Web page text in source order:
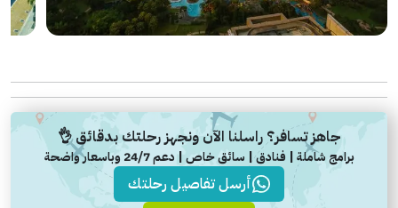
جاهز تسافر؟ راسلنا الآن ونجهز رحلتك بدقائق 👌
برامج شاملة | فنادق | سائق خاص | دعم 24/7 وباسعار واضحة
أرسل تفاصيل رحلتك